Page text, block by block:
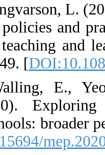
Kleinhenz,
in Australia:
the
Koepke,
R.
[1], 283, [